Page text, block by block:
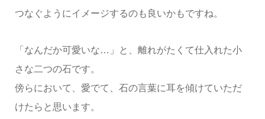
つなぐようにイメージするのも良いかもですね。
「なんだか可愛いな…」と、離れがたくて仕入れた小
さな二つの石です。
傍らにおいて、愛でて、石の言葉に耳を傾けていただ
けたらと思います。